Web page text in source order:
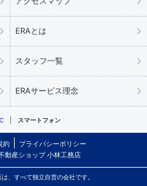
ERAとは
スタッフ一覧
ERAサービス理念
スマートフォン
約
プライバシーポリシー
動産ショップ 小林工務店
、すべて独立自営の会社です。